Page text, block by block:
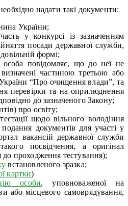
надати такі документи:
України;
у конкурсі із зазначенням
посади державної служби,
формі;
повідомляє, що до неї не
частиною третьою або
“Про очищення влади”, та
перевірки та на оприлюднення
до зазначеного Закону;
про освіту;
щодо вільного володіння
документів для участі у
вакансій державної служби
посвідчення, а оригінал
до проходження тестування);
встановленого зразка;
картки)
особи, уповноваженої на
або місцевого самоврядування,